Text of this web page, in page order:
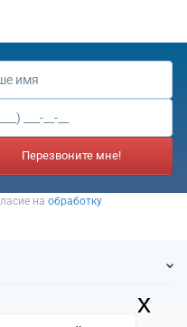
Перезвоните мне!
на обработку
x